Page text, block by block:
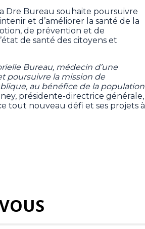
Dre Bureau souhaite poursuivre
et d’améliorer la santé de la
de prévention et de
de santé des citoyens et
Bureau, médecin d’une
poursuivre la mission de
au bénéfice de la population
présidente-directrice générale,
tout nouveau défi et ses projets à